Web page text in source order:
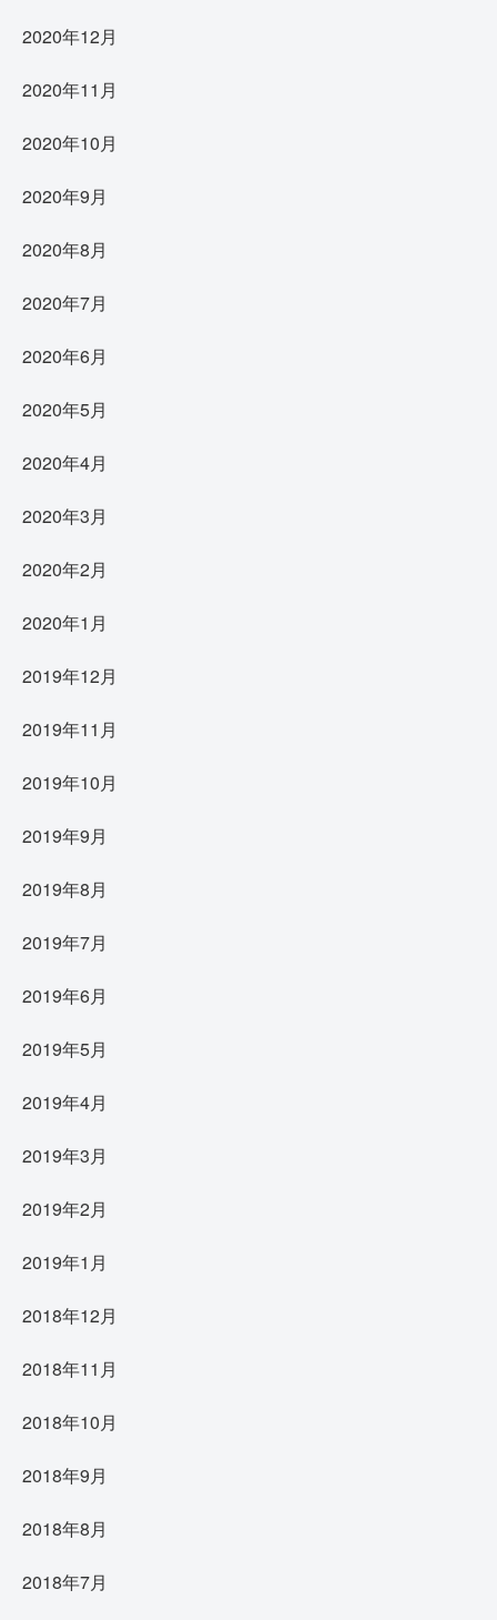
2020年12月
2020年11月
2020年10月
2020年9月
2020年8月
2020年7月
2020年6月
2020年5月
2020年4月
2020年3月
2020年2月
2020年1月
2019年12月
2019年11月
2019年10月
2019年9月
2019年8月
2019年7月
2019年6月
2019年5月
2019年4月
2019年3月
2019年2月
2019年1月
2018年12月
2018年11月
2018年10月
2018年9月
2018年8月
2018年7月